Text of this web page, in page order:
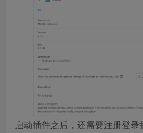
启动插件之后，还需要注册登录